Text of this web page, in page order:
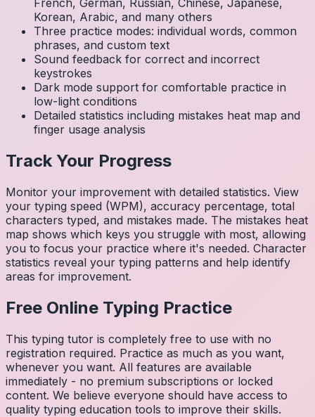
French, German, Russian, Chinese, Japanese,
Korean, Arabic, and many others
Three practice modes: individual words, common
phrases, and custom text
Sound feedback for correct and incorrect
keystrokes
Dark mode support for comfortable practice in
low-light conditions
Detailed statistics including mistakes heat map and
finger usage analysis
Track Your Progress
Monitor your improvement with detailed statistics. View
your typing speed (WPM), accuracy percentage, total
characters typed, and mistakes made. The mistakes heat
map shows which keys you struggle with most, allowing
you to focus your practice where it's needed. Character
statistics reveal your typing patterns and help identify
areas for improvement.
Free Online Typing Practice
This typing tutor is completely free to use with no
registration required. Practice as much as you want,
whenever you want. All features are available
immediately - no premium subscriptions or locked
content. We believe everyone should have access to
quality typing education tools to improve their skills.